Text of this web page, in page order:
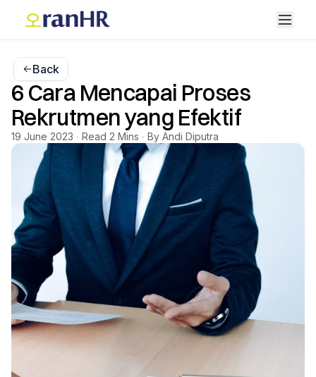
Back
6 Cara Mencapai Proses
Rekrutmen yang Efektif
19 June 2023 ∙ Read 2 Mins ∙ By Andi Diputra